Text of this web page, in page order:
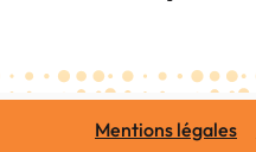
Mentions légales